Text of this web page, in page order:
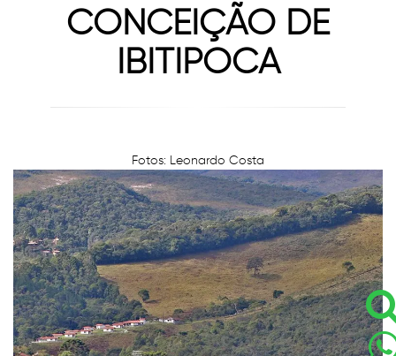
CONCEIÇÃO DE
IBITIPOCA
Fotos: Leonardo Costa